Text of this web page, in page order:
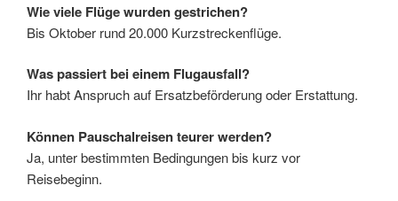
Wie viele Flüge wurden gestrichen?
Bis Oktober rund 20.000 Kurzstreckenflüge.
Was passiert bei einem Flugausfall?
Ihr habt Anspruch auf Ersatzbeförderung oder Erstattung.
Können Pauschalreisen teurer werden?
Ja, unter bestimmten Bedingungen bis kurz vor
Reisebeginn.